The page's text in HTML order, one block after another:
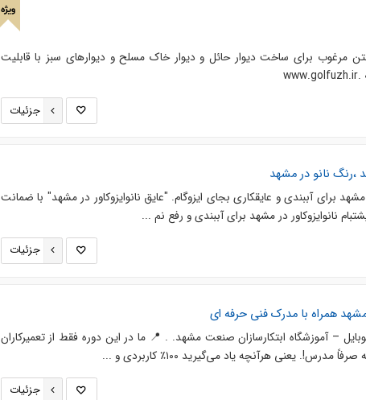
ویژه
مرغوب برای ساخت دیوار حائل و دیوار خاک مسلح و دیوارهای سبز با قابلیت
جزئیات
،رنگ نانو در مشهد
مشهد برای آببندی و عایقکاری بجای ایزوگام. "عایق نانوایزوکاور در مشهد" با ضمانت
نانوایزوکاور در مشهد برای آببندی و رفع نم ...
جزئیات
همراه با مدرک فنی حرفه ای
– آموزشگاه ابتکارسازان صنعت مشهد. . 📍 ما در این دوره فقط از تعمیرکاران
یعنی هرآنچه یاد می‌گیرید ۱۰۰٪ کاربردی و ...
جزئیات